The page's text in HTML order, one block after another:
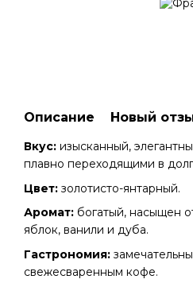
Описание Новый
Вкус: изысканный,
плавно переходящими в
Цвет: золотисто-янтарный.
Аромат: богатый, насыщен
яблок, ванили и дуба.
Гастрономия:
свежесваренным кофе.